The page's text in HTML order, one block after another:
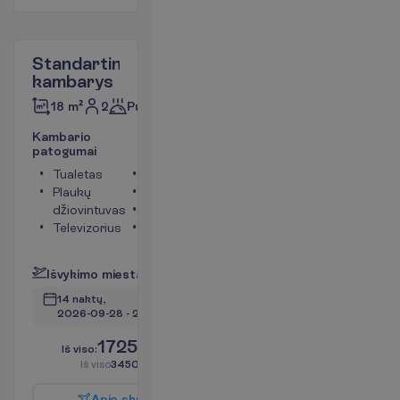
Standartinis
kambarys
18 m² 2 Pusryčiai
Kambario
patogumai
Tualetas
Plaukų
džiovintuvas
Televizorius
Išvykimo miesta
14 naktų,
2026-09-28 - 2026-10-12
Iš viso:1725.00
Iš viso3450.00